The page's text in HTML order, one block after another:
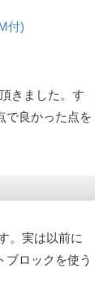
付)
きました。す
で良かった点を
。実は以前に
ブロックを使う